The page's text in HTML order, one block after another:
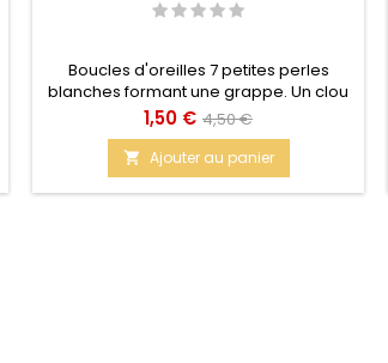
Boucles d'oreilles 7 petites perles
blanches formant une grappe. Un clou
en zircon surplombe le nœud qui
soutient la petite grappe de perles.
Minimalistes pour une sortie, pourquoi
pas ?
Prix
1,50 € Prix
base
4,50 €
 Ajouter au panier